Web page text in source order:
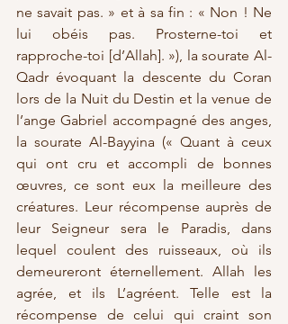
ne savait pas. » et à sa fin : « Non ! Ne
lui obéis pas. Prosterne-toi et
rapproche-toi [d’Allah]. »), la sourate Al-
Qadr évoquant la descente du Coran
lors de la Nuit du Destin et la venue de
l’ange Gabriel accompagné des anges,
la sourate Al-Bayyina (« Quant à ceux
qui ont cru et accompli de bonnes
œuvres, ce sont eux la meilleure des
créatures. Leur récompense auprès de
leur Seigneur sera le Paradis, dans
lequel coulent des ruisseaux, où ils
demeureront éternellement. Allah les
agrée, et ils L’agréent. Telle est la
récompense de celui qui craint son